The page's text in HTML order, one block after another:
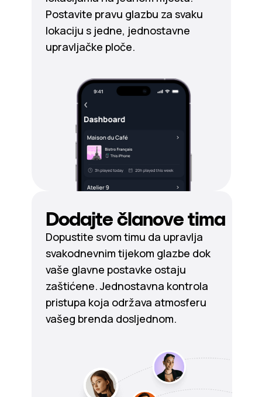
Postavite pravu glazbu za svaku
lokaciju s jedne, jednostavne
upravljačke ploče.
Dodajte članove tima
Dopustite svom timu da upravlja
svakodnevnim tijekom glazbe dok
vaše glavne postavke ostaju
zaštićene. Jednostavna kontrola
pristupa koja održava atmosferu
vašeg brenda dosljednom.